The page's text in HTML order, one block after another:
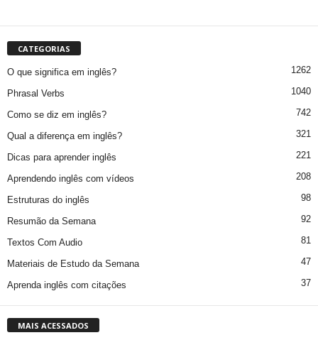
CATEGORIAS
O que significa em inglês? 1262
Phrasal Verbs 1040
Como se diz em inglês? 742
Qual a diferença em inglês? 321
Dicas para aprender inglês 221
Aprendendo inglês com vídeos 208
Estruturas do inglês 98
Resumão da Semana 92
Textos Com Audio 81
Materiais de Estudo da Semana 47
Aprenda inglês com citações 37
MAIS ACESSADOS